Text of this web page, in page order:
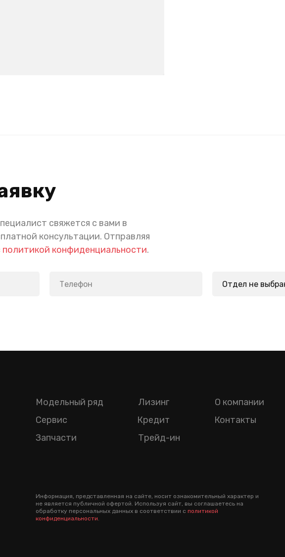
свяжется с вами в
консультации. Отправляя
политикой конфиденциальности.
Лизинг
Кредит
Трейд-ин
Модельный ряд
Сервис
Запчасти
О компании
Контакты
Информация, представленная на сайте, носит ознакомительный характер и
не является публичной офертой. Используя сайт, вы соглашаетесь на
обработку персональных данных в соответствии с политикой
конфиденциальности.